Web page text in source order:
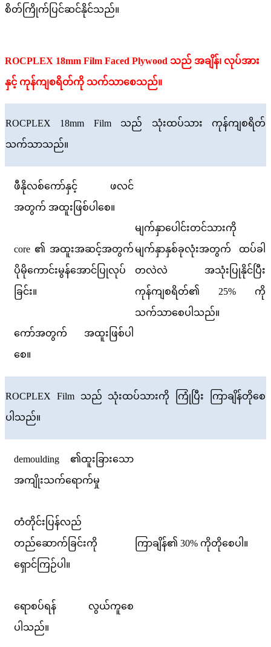
စိတ်ကြိုက်ပြင်ဆင်နိုင်သည်။
ROCPLEX 18mm Film Faced Plywood သည် အချိန်၊ လုပ်အား
နှင့် ကုန်ကျစရိတ်ကို သက်သာစေသည်။
ROCPLEX 18mm Film သည် သုံးထပ်သား ကုန်ကျစရိတ်
သက်သာသည်။
ဖီနိုလစ်ကော်နှင့် ဖလင်
အတွက် အထူးဖြစ်ပါစေ။
မျက်နှာပေါင်းတင်သားကို
မျက်နှာနှစ်ခုလုံးအတွက် ထပ်ခါ
တလဲလဲ အသုံးပြုနိုင်ပြီး
ကုန်ကျစရိတ်၏ 25% ကို
သက်သာစေပါသည်။
core ၏ အထူးအဆင့်အတွက်
ပိုမိုကောင်းမွန်အောင်ပြုလုပ်
ခြင်း။
ကော်အတွက် အထူးဖြစ်ပါ
စေ။
ROCPLEX Film သည် သုံးထပ်သားကို ကြုံပြီး ကြာချိန်တိုစေ
ပါသည်။
demoulding ၏ထူးခြားသော
အကျိုးသက်ရောက်မှု
ကြာချိန်၏ 30% ကိုတိုစေပါ။
တံတိုင်းပြန်လည်
တည်ဆောက်ခြင်းကို
ရှောင်ကြဉ်ပါ။
ရောစပ်ရန် လွယ်ကူစေ
ပါသည်။